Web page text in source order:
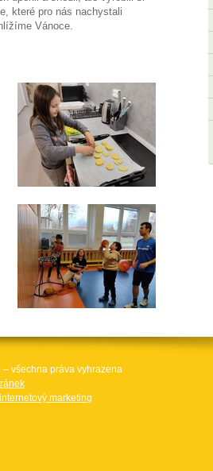
které pro nás nachystali
Vánoce.
všechna práva vyhrazena
marketing